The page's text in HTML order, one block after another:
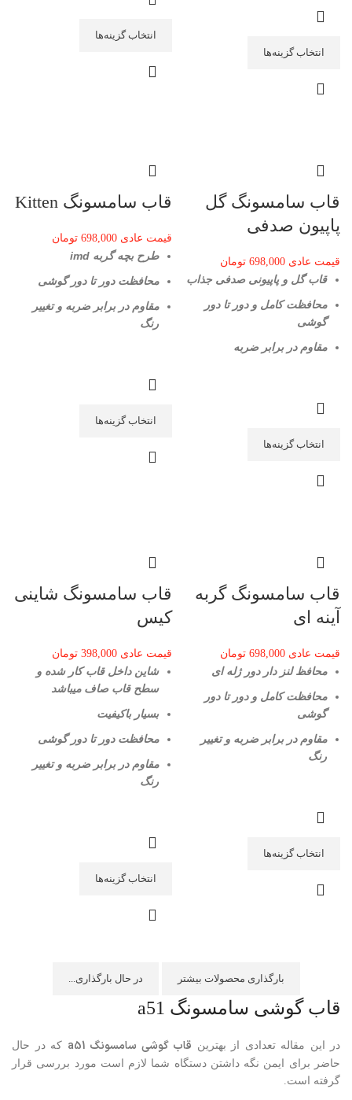
انتخاب گزینه‌ها
انتخاب گزینه‌ها
قاب سامسونگ گل
پاپیون صدفی
قیمت عادی 698,000 تومان
قاب گل و پاپیونی صدفی جذاب
محافظت کامل و دور تا دور
گوشی
مقاوم در برابر ضربه
انتخاب گزینه‌ها
قاب سامسونگ Kitten
قیمت عادی 698,000 تومان
طرح بچه گربه imd
محافظت دور تا دور گوشی
مقاوم در برابر ضربه و تغییر
رنگ
انتخاب گزینه‌ها
قاب سامسونگ گربه
آینه ای
قیمت عادی 698,000 تومان
محافظ لنز دار دور ژله ای
محافظت کامل و دور تا دور
گوشی
مقاوم در برابر ضربه و تغییر
رنگ
انتخاب گزینه‌ها
قاب سامسونگ شاینی
کیس
قیمت عادی 398,000 تومان
شاین داخل قاب کار شده و
سطح قاب صاف میباشد
بسیار باکیفیت
محافظت دور تا دور گوشی
مقاوم در برابر ضربه و تغییر
رنگ
انتخاب گزینه‌ها
بارگذاری محصولات بیشتر در حال بارگذاری...
قاب گوشی سامسونگ a51
در این مقاله تعدادی از بهترین قاب گوشی سامسونگ a51 که در حال
حاضر برای ایمن نگه داشتن دستگاه شما لازم است مورد بررسی قرار
گرفته است.